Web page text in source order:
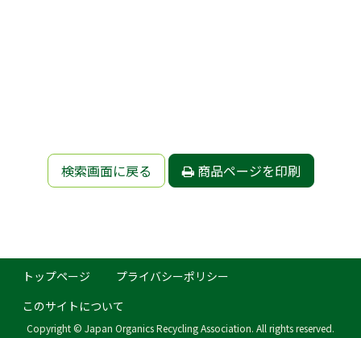
検索画面に戻る 商品ページを印刷
トップページ
プライバシーポリシー
このサイトについて
Copyright © Japan Organics Recycling Association. All rights reserved.